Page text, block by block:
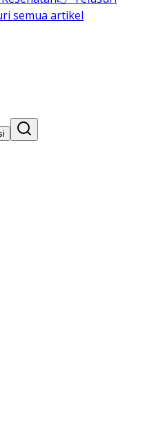
semua artikel